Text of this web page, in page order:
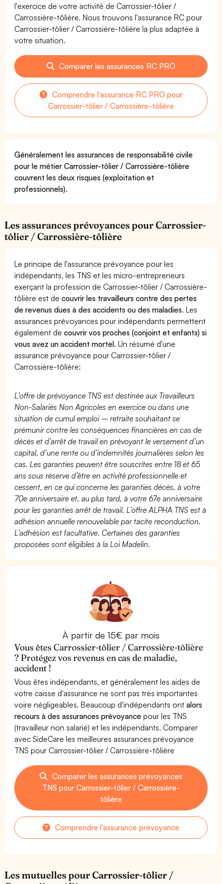
l'exercice de votre activité de Carrossier-tôlier /
Carrossière-tôlière. Nous trouvons l'assurance RC pour
Carrossier-tôlier / Carrossière-tôlière la plus adaptée à
votre situation.
Comparer les assurances RC PRO
Comprendre l'assurance RC PRO pour
Carrossier-tôlier / Carrossière-tôlière
Généralement les assurances de responsabilité civile
pour le métier Carrossier-tôlier / Carrossière-tôlière
couvrent les deux risques (exploitation et
professionnels).
Les assurances prévoyances pour Carrossier-
tôlier / Carrossière-tôlière
Le principe de l'assurance prévoyance pour les
indépendants, les TNS et les micro-entrepreneurs
exerçant la profession de Carrossier-tôlier / Carrossière-
tôlière est decouvrir les travailleurs contre des pertes
de revenus dues à des accidents ou des maladies. Les
assurances prévoyances pour indépendants permettent
également decouvrir vos proches (conjoint et enfants) si
vous avez un accident mortel. Un résumé d'une
assurance prévoyance pour Carrossier-tôlier /
Carrossière-tôlière:
L’offre de prévoyance TNS est destinée aux Travailleurs
Non-Salariés Non Agricoles en exercice ou dans une
situation de cumul emploi – retraite souhaitant se
prémunir contre les conséquences financières en cas de
décès et d’arrêt de travail en prévoyant le versement d’un
capital, d’une rente ou d’indemnités journalières selon les
cas. Les garanties peuvent être souscrites entre 18 et 65
ans sous réserve d’être en activité professionnelle et
cessent, en ce qui concerne les garanties décès, à votre
70e anniversaire et, au plus tard, à votre 67e anniversaire
pour les garanties arrêt de travail. L’offre ALPHA TNS est à
adhésion annuelle renouvelable par tacite reconduction.
L’adhésion est facultative. Certaines des garanties
proposées sont éligibles à la Loi Madelin.
À partir de 15€ par mois
Vous êtes Carrossier-tôlier / Carrossière-tôlière
? Protégez vos revenus en cas de maladie,
accident !
Vous êtes indépendants, et généralement les aides de
votre caisse d'assurance ne sont pas très importantes
voire négligeables. Beaucoup d'indépendants ontalors
recours à des assurances prévoyance pour les TNS
(travailleur non salarié) et les indépendants. Comparer
avec SideCare les meilleures assurances prévoyance
TNS pour Carrossier-tôlier / Carrossière-tôlière
Comparer les assurances prévoyances
TNS pour Carrossier-tôlier / Carrossière-
tôlière
Comprendre l'assurance prévoyance
Les mutuelles pour Carrossier-tôlier /